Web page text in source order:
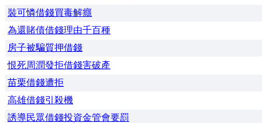
裝可憐借錢買毒解癮
為還賭債借錢理由千百種
房子被騙質押借錢
恨死周潤發拒借錢害破產
苗栗借錢遭拒
高雄借錢引殺機
誘導民眾借錢投資金管會要罰